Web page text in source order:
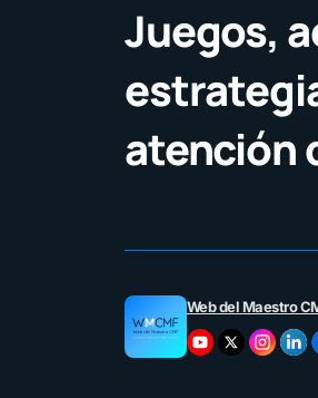
Juegos,
atención
Web del Maestro